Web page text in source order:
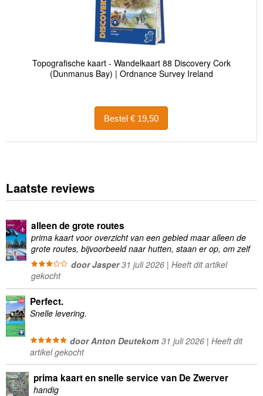
Topografische kaart - Wandelkaart 88 Discovery Cork
(Dunmanus Bay) | Ordnance Survey Ireland
Bestel € 19,50
Laatste reviews
alleen de grote routes
prima kaart voor overzicht van een gebied maar alleen de
grote routes, bijvoorbeeld naar hutten, staan er op, om zelf
wandelingen te plannen minder geschikt
door Jasper31 juli 2026 | Heeft dit artikel
gekocht
Perfect.
Snelle levering.
door Anton Deutekom31 juli 2026 | Heeft dit
artikel gekocht
prima kaart en snelle service van De Zwerver
handig